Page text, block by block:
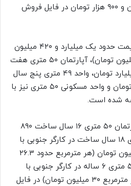
تومان یعنی متری ۳۴ میلیون و ۹۰۰ هزار تومان در فایل فروش
واحد مسکونی ۴۰ متری با قیمت حدود یک میلیارد و ۴۲۰ میلیون
تومان (هر مترمربع ۳۴.۵ میلیون تومان)، آپارتمان ۵۰ متری هفت
سال ساخت با قیمت ۲.۳ میلیارد تومان، واحد ۴۹ متری پنج سال
ساخت با قیمت ۲.۱ میلیارد تومان و واحد مسکونی ۵۰ متری نیز با
در منطقه ۱۱ یک دستگاه آپارتمان ۵۰ متری ۱۶ سال ساخت ۸۹۰
میلیون تومان، واحد ۴۹ متری ۱۸ سال ساخت در کارگر جنوبی با
قیمت یک میلیارد و ۲۹۰ میلیون تومان (هر مترمربع حدود ۲۶.۳
میلیون تومان) و آپارتمان ۵۰ متری ۶ ساله در کارگر جنوبی با
قیمت ۱.۵ میلیارد تومان (هر مترمربع ۳۰ میلیون تومان) در فایل